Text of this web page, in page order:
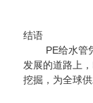
结语
PE给水管凭
发展的道路上
挖掘，为全球